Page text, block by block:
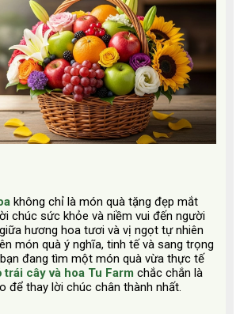
không chỉ là món quà tặng đẹp mắt
chúc sức khỏe và niềm vui đến người
hương hoa tươi và vị ngọt tự nhiên
món quà ý nghĩa, tinh tế và sang trọng
đang tìm một món quà vừa thực tế
trái cây và hoa Tu Farm chắc chắn là
để thay lời chúc chân thành nhất.